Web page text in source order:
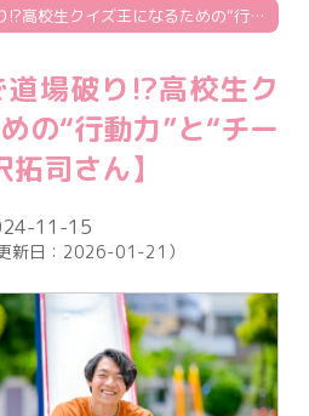
クイズバトルで道場破り!?高校生クイズ王になるための“行動力”と“チームワーク”【伊沢拓司さん】
場破り!?高校生ク
の“行動力”と“チー
司さん】
11-15
新日： 2026-01-21 ）